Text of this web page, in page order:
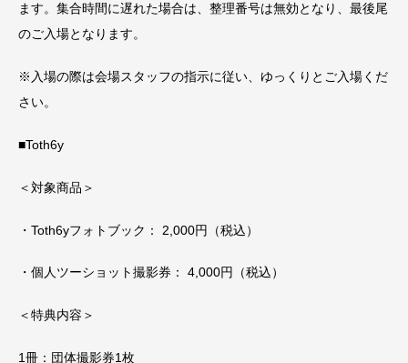
ます。集合時間に遅れた場合は、整理番号は無効となり、最後尾
のご入場となります。
※入場の際は会場スタッフの指示に従い、ゆっくりとご入場くだ
さい。
■Toth6y
＜対象商品＞
・Toth6yフォトブック： 2,000円（税込）
・個人ツーショット撮影券： 4,000円（税込）
＜特典内容＞
1冊：団体撮影券1枚